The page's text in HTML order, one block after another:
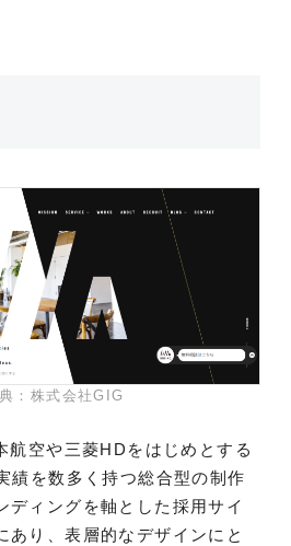
：株式会社GIG
航空や三菱HDをはじめとする
績を数多く持つ総合型の制作
ディングを軸とした採用サイ
あり、表層的なデザインにと